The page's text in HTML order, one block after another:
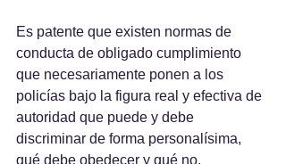
Es patente que existen normas de
conducta de obligado cumplimiento
que necesariamente ponen a los
policías bajo la figura real y efectiva de
autoridad que puede y debe
discriminar de forma personalísima,
qué debe obedecer y qué no.